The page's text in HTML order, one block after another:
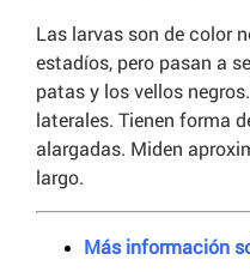
Las larvas son de color
estadíos, pero pasan a
patas y los vellos
laterales. Tienen forma
alargadas. Miden
largo.
Más información